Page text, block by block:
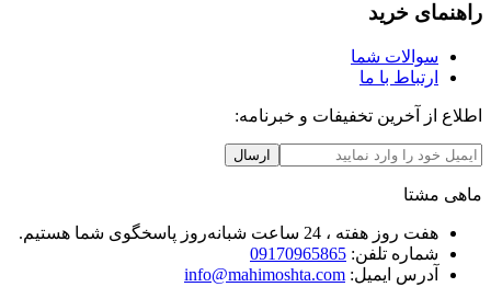
راهنمای خرید
سوالات شما
ارتباط با ما
اطلاع از آخرین تخفیفات و خبرنامه:
ارسال
ماهی مشتا
هفت روز هفته ، 24 ساعت شبانه‌روز پاسخگوی شما هستیم.
شماره تلفن: 09170965865
آدرس ایمیل: info@mahimoshta.com